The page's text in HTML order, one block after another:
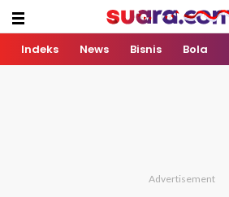
Indeks News Bisnis Bola